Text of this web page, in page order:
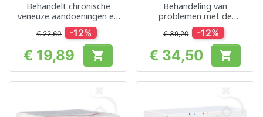
Behandelt chronische
veneuze aandoeningen en
acute aambeien
€ 22,60 -12%
Prijs
€ 19,89 
Behandeling van
problemen met de
bloedsomloop en
aambeien
€ 39,20 -12%
Prijs
€ 34,50 